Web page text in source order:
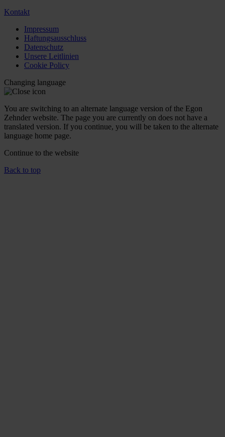
Kontakt
Impressum
Haftungsausschluss
Datenschutz
Unsere Leitlinien
Cookie Policy
Changing language
You are switching to an alternate language version of the Egon
Zehnder website. The page you are currently on does not have a
translated version. If you continue, you will be taken to the alternate
language home page.
Continue to the website
Back to top